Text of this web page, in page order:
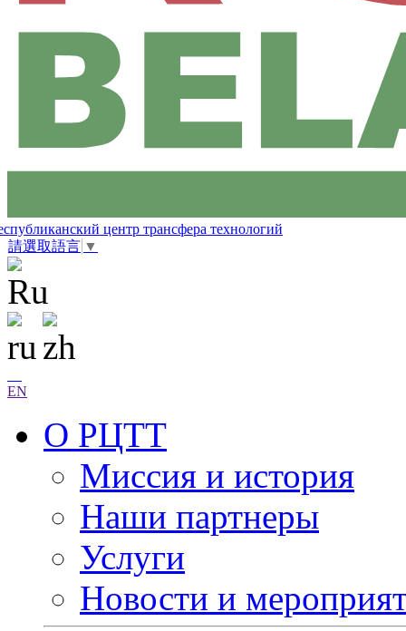
центр трансфера технологий
請選取語言 ▼
EN
О РЦТТ
Миссия и история
Наши партнеры
Услуги
Новости и